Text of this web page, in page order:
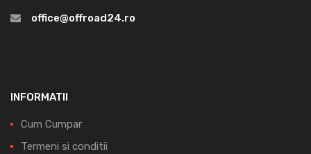
office@offroad24.ro
INFORMATII
Cum Cumpar
Termeni si conditii